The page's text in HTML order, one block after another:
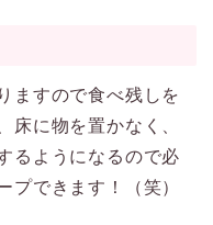
ますので食べ残しを
床に物を置かなく、
るようになるので必
プできます！（笑）